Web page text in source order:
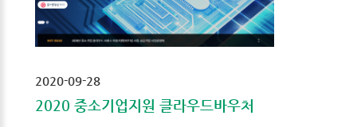
2020-09-28
2020 중소기업지원 클라우드바우처